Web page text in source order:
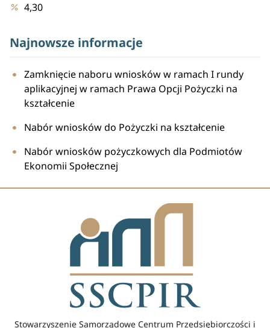
4,30
Najnowsze informacje
Zamknięcie naboru wniosków w ramach I rundy
aplikacyjnej w ramach Prawa Opcji Pożyczki na
kształcenie
Nabór wniosków do Pożyczki na kształcenie
Nabór wniosków pożyczkowych dla Podmiotów
Ekonomii Społecznej
Stowarzyszenie Samorządowe Centrum Przedsiębiorczości i